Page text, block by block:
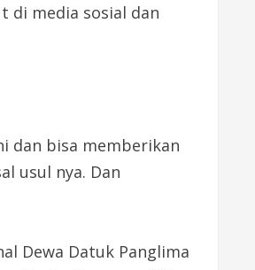
di media sosial dan
dan bisa memberikan
usul nya. Dan
Dewa Datuk Panglima